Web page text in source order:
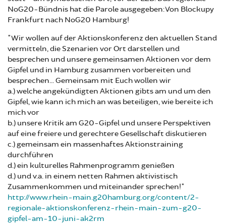
NoG20-Bündnis hat die Parole ausgegeben: Von Blockupy
Frankfurt nach NoG20 Hamburg!
"Wir wollen auf der Aktionskonferenz den aktuellen Stand
vermitteln, die Szenarien vor Ort darstellen und
besprechen und unsere gemeinsamen Aktionen vor dem
Gipfel und in Hamburg zusammen vorbereiten und
besprechen... Gemeinsam mit Euch wollen wir
a.) welche angekündigten Aktionen gibts am und um den
Gipfel, wie kann ich mich an was beteiligen, wie bereite ich
mich vor
b.) unsere Kritik am G20-Gipfel und unsere Perspektiven
auf eine freiere und gerechtere Gesellschaft diskutieren
c.) gemeinsam ein massenhaftes Aktionstraining
durchführen
d.) ein kulturelles Rahmenprogramm genießen
d.) und v.a. in einem netten Rahmen aktivistisch
Zusammenkommen und miteinander sprechen!"
http://www.rhein-main.g20hamburg.org/content/2-
regionale-aktionskonferenz-rhein-main-zum-g20-
gipfel-am-10-juni-ak2rm